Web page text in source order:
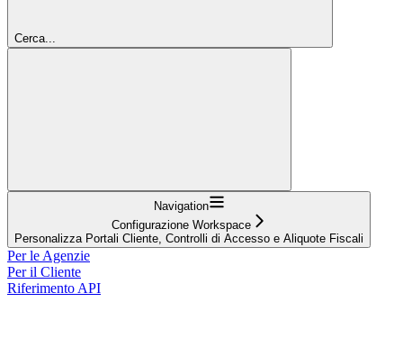
Cerca...
Navigation
Configurazione Workspace
Personalizza Portali Cliente, Controlli di Accesso e Aliquote Fiscali
Per le Agenzie
Per il Cliente
Riferimento API